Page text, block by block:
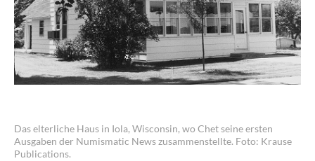
Das elterliche Haus in Iola, Wisconsin, wo Chet seine ersten
Ausgaben der Numismatic News zusammenstellte. Foto: Krause
Publications.